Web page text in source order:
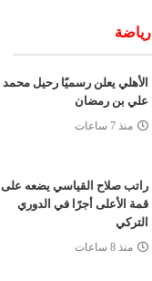
رياضة
الأهلي يعلن رسميًا رحيل محمد
علي بن رمضان
منذ 7 ساعات
راتب صلاح القياسي يضعه على
قمة الأعلى أجرًا في الدوري
التركي
منذ 8 ساعات